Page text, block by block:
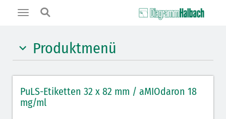
Toggle
Produktmenü
Benzodiazepine (orange)
Muskelrelaxantien (weiß-rot): DIVI 2012
PuLS-Etiketten 32 x 82 mm / aMIOdaron 18
mg/ml